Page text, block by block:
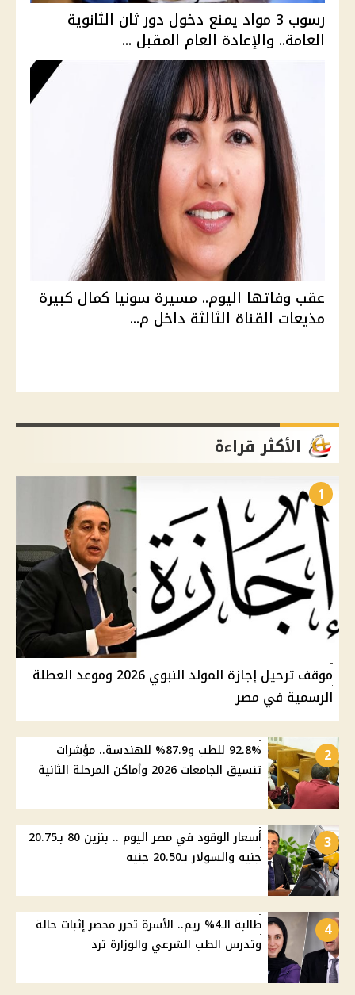
رسوب 3 مواد يمنع دخول دور ثان الثانوية
العامة.. والإعادة العام المقبل ...
عقب وفاتها اليوم.. مسيرة سونيا كمال كبيرة
مذيعات القناة الثالثة داخل م...
الأكثر قراءة
1
موقف ترحيل إجازة المولد النبوي 2026 وموعد العطلة
الرسمية في مصر
2
92.8% للطب و87.9% للهندسة.. مؤشرات
تنسيق الجامعات 2026 وأماكن المرحلة الثانية
3
أسعار الوقود في مصر اليوم .. بنزين 80 بـ20.75
جنيه والسولار بـ20.50 جنيه
4
طالبة الـ4% ريم.. الأسرة تحرر محضر إثبات حالة
وتدرس الطب الشرعي والوزارة ترد